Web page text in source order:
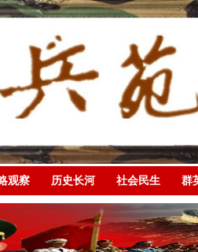
观察 历史长河 社会民生 群